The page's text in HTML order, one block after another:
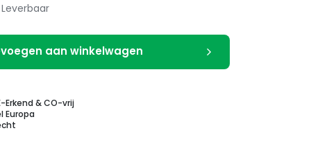
Leverbaar
aan winkelwagen
Erkend & CO-vrij
Europa